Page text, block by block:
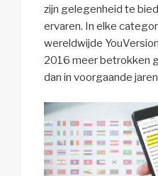
zijn gelegenheid te
ervaren. In elke
wereldwijde
2016 meer betrokken
dan in voorgaande